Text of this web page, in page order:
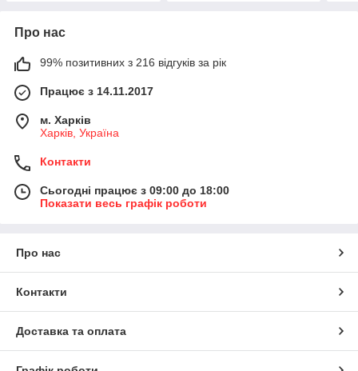
Про нас
99% позитивних з 216 відгуків за рік
Працює з 14.11.2017
м. Харків
Харків, Україна
Контакти
Сьогодні працює з 09:00 до 18:00
Показати весь графік роботи
Про нас
Контакти
Доставка та оплата